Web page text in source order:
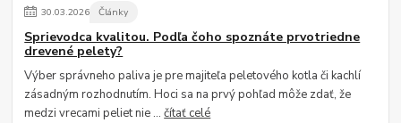
30.03.2026 Články
Sprievodca kvalitou. Podľa čoho spoznáte prvotriedne
drevené pelety?
Výber správneho paliva je pre majiteľa peletového kotla či kachlí
zásadným rozhodnutím. Hoci sa na prvý pohľad môže zdať, že
medzi vrecami peliet nie ...čítať celé